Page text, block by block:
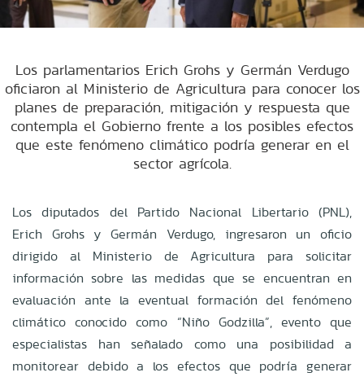
Los parlamentarios Erich Grohs y Germán Verdugo
oficiaron al Ministerio de Agricultura para conocer los
planes de preparación, mitigación y respuesta que
contempla el Gobierno frente a los posibles efectos
que este fenómeno climático podría generar en el
sector agrícola.
Los diputados del Partido Nacional Libertario (PNL),
Erich Grohs y Germán Verdugo, ingresaron un oficio
dirigido al Ministerio de Agricultura para solicitar
información sobre las medidas que se encuentran en
evaluación ante la eventual formación del fenómeno
climático conocido como “Niño Godzilla”, evento que
especialistas han señalado como una posibilidad a
monitorear debido a los efectos que podría generar